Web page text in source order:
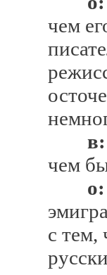
чем
в:
чем
о:
с тем,